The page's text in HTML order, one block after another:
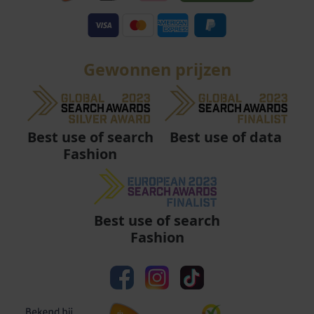
Gewonnen prijzen
Best use of search
Fashion
Best use of data
Best use of search
Fashion